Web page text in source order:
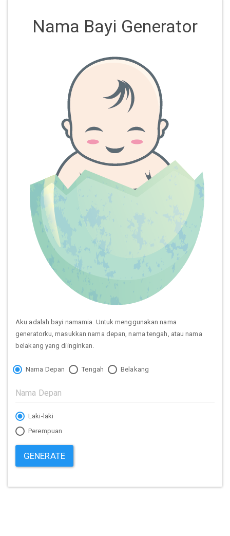
Nama Bayi Generator
Aku adalah bayi namamia. Untuk menggunakan nama
generatorku, masukkan nama depan, nama tengah, atau nama
belakang yang diinginkan.
Nama Depan Tengah Belakang
Laki-laki
Perempuan
GENERATE